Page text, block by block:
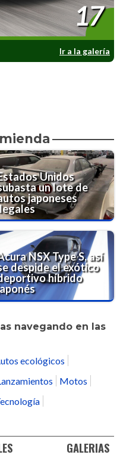
Ir a la galería
17
Unidos
un lote de
japoneses
NSX Type S, así
despide el exótico
híbrido
navegando en las
ecológicos
Motos
GALERIAS